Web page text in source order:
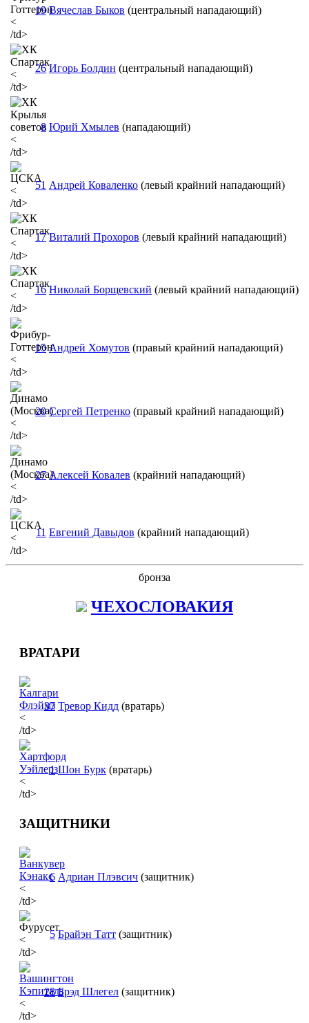
<
/td>
19 Вячеслав Быков (центральный нападающий)
<
/td>
26 Игорь Болдин (центральный нападающий)
<
/td>
8 Юрий Хмылев (нападающий)
<
/td>
51 Андрей Коваленко (левый крайний нападающий)
<
/td>
17 Виталий Прохоров (левый крайний нападающий)
<
/td>
16 Николай Борщевский (левый крайний нападающий)
<
/td>
15 Андрей Хомутов (правый крайний нападающий)
<
/td>
20 Сергей Петренко (правый крайний нападающий)
<
/td>
27 Алексей Ковалев (крайний нападающий)
<
/td>
11 Евгений Давыдов (крайний нападающий)
бронза
ЧЕХОСЛОВАКИЯ
ВРАТАРИ
<
/td>
37 Тревор Кидд (вратарь)
<
/td>
1 Шон Бурк (вратарь)
ЗАЩИТНИКИ
<
/td>
6 Адриан Плэвсич (защитник)
<
/td>
5 Брайэн Татт (защитник)
<
/td>
28 Брэд Шлегел (защитник)